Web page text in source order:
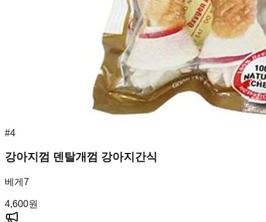
#4
강아지껌 덴탈개껌 강아지간식
베게7
4,600원